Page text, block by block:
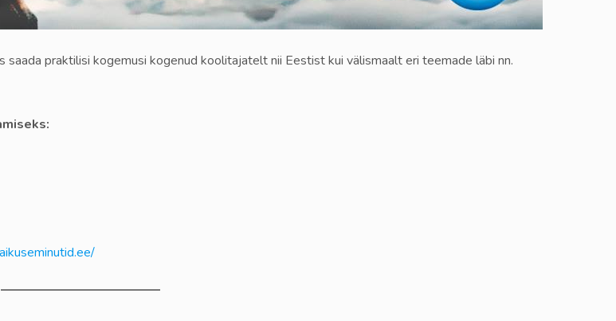
saada praktilisi kogemusi kogenud koolitajatelt nii Eestist kui välismaalt eri teemade läbi nn.